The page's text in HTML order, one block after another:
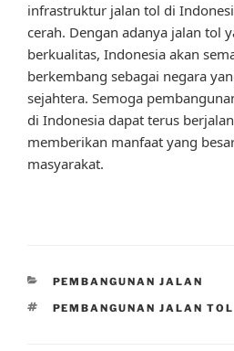
infrastruktur jalan tol di
cerah. Dengan adanya jalan tol
berkualitas, Indonesia akan
berkembang sebagai negara
sejahtera. Semoga
di Indonesia dapat terus
memberikan manfaat yang
masyarakat.
CATEGORIES
PEMBANGUNAN JALAN
TAGS
PEMBANGUNAN JALAN TOL